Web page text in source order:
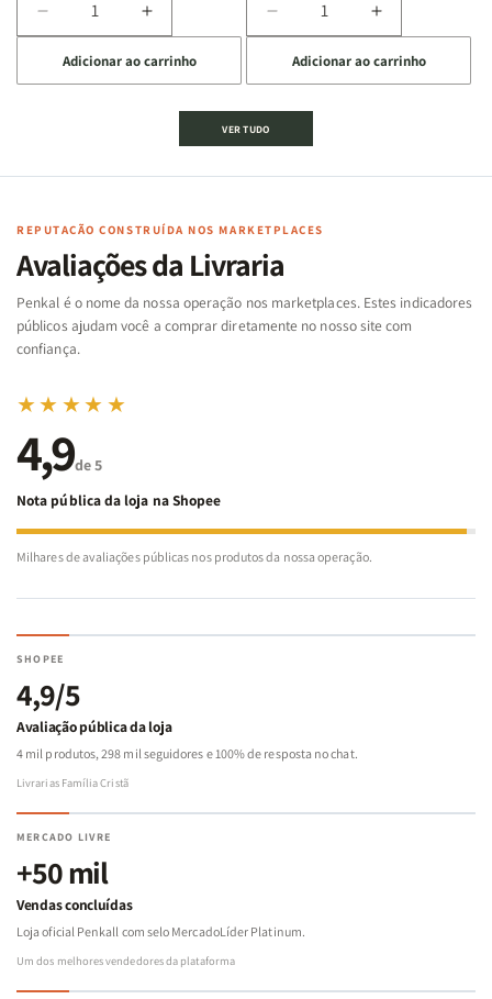
Diminuir
a
quantidade
de
Cartas
Famílias
Bíblia
-
Penkal
Aumentar
a
quantidade
de
Jogo
Cartas
Famílias
da
Bíblia
-
Penkal
Adicionar ao carrinho
Diminuir
a
quantidade
de
Jogo
|
de
Aumentar
a
quantidade
de
|
Adicionar ao carrinho
VER TUDO
REPUTAÇÃO CONSTRUÍDA NOS MARKETPLACES
Avaliações da Livraria
Penkal é o nome da nossa operação nos marketplaces. Estes indicadores
públicos ajudam você a comprar diretamente no nosso site com
confiança.
★★★★★
4,9de 5
Nota pública da loja na Shopee
Milhares de avaliações públicas nos produtos da nossa operação.
SHOPEE
4,9/5
Avaliação pública da loja
4 mil produtos, 298 mil seguidores e 100% de resposta no chat.
Livrarias Família Cristã
MERCADO LIVRE
+50 mil
Vendas concluídas
Loja oficial Penkall com selo MercadoLíder Platinum.
Um dos melhores vendedores da plataforma